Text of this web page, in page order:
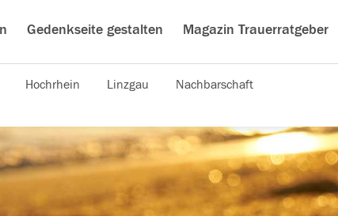
Gedenkseite gestalten Magazin Trauerratgeber
Hochrhein Linzgau Nachbarschaft